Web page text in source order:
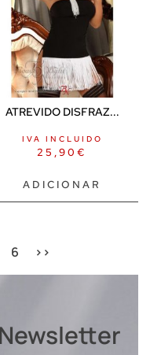
ATREVIDO DISFRAZ...
25,90 €
IVA INCLUIDO
ADICIONAR
6 >>